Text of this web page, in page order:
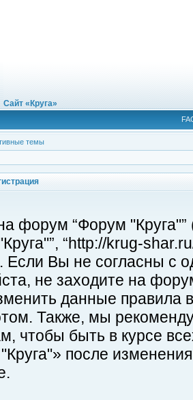
Сайт «Круга»
темы
форум “Форум
“http://krug-
Если Вы не согласны с
не заходите на
данные правила
Также, мы
чтобы быть в курсе
после